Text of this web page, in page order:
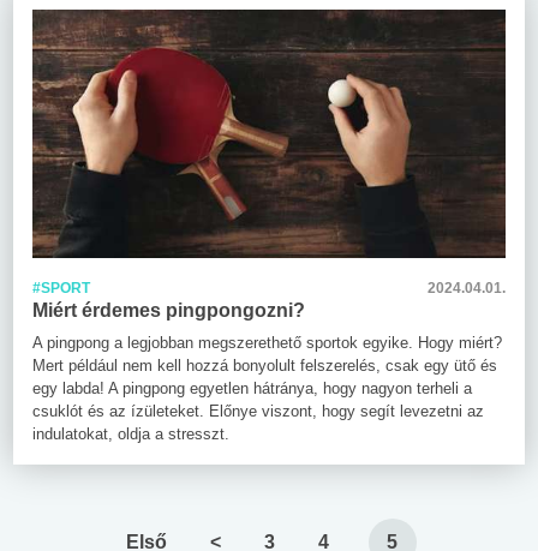
#SPORT 2024.04.01.
Miért érdemes pingpongozni?
A pingpong a legjobban megszerethető sportok egyike. Hogy miért?
Mert például nem kell hozzá bonyolult felszerelés, csak egy ütő és
egy labda! A pingpong egyetlen hátránya, hogy nagyon terheli a
csuklót és az ízületeket. Előnye viszont, hogy segít levezetni az
indulatokat, oldja a stresszt.
Első < 3 4 5